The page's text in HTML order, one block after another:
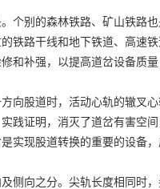
个别的森林铁路、矿山铁路
铁路干线和地下铁道、高速
和补强，以提高道岔设备质
向股道时，活动心轨的辙叉
践证明，消灭了道岔有害空
实现股道转换的重要的设备
侧向之分。尖轨长度相同时